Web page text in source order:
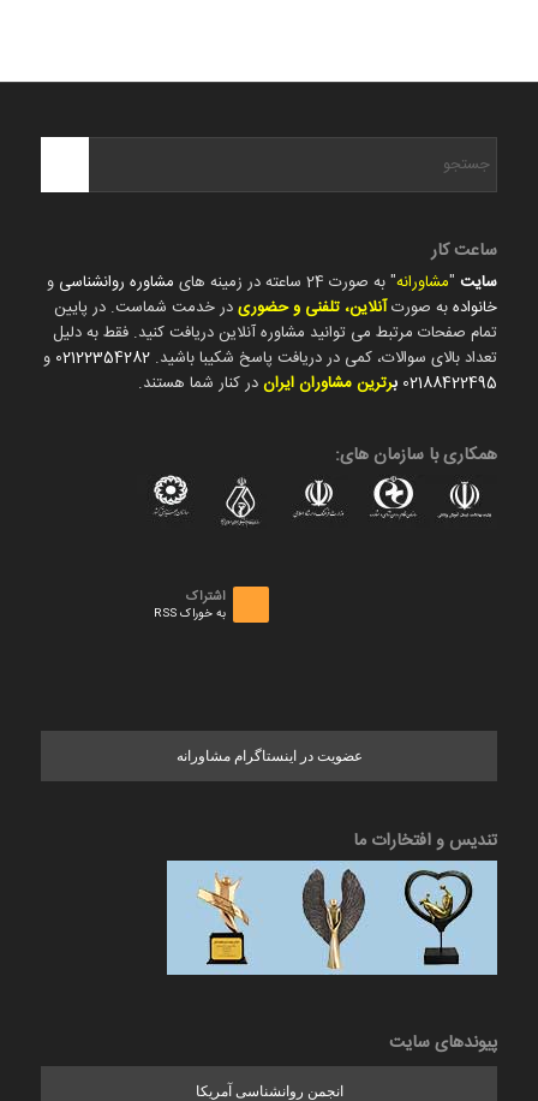
ساعت کار
سایت"مشاورانه" به صورت 24 ساعته در زمینه های مشاوره روانشناسی و
خانوادهبه صورتآنلاین، تلفنی و حضوریدر خدمت شماست. در پایین
تمام صفحات مرتبط می توانید مشاوره آنلاین دریافت کنید. فقط به دلیل
تعداد بالای سوالات، کمی در دریافت پاسخ شکیبا باشید. 02122354282 و
02188422495 برترین مشاوران ایراندر کنار شما هستند.
همکاری با سازمان های:
اشتراک
به خوراک RSS
عضویت در اینستاگرام مشاورانه
تندیس و افتخارات ما
پیوندهای سایت
انجمن روانشناسی آمریکا